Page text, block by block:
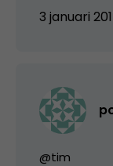
3 januari
@tim